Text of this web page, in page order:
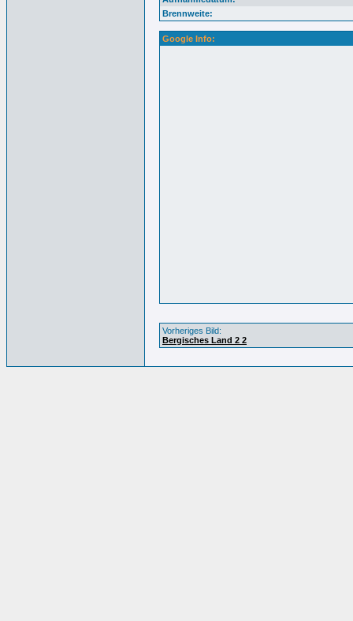
Brennweite:
Google Info:
Vorheriges Bild:
Bergisches Land 2 2